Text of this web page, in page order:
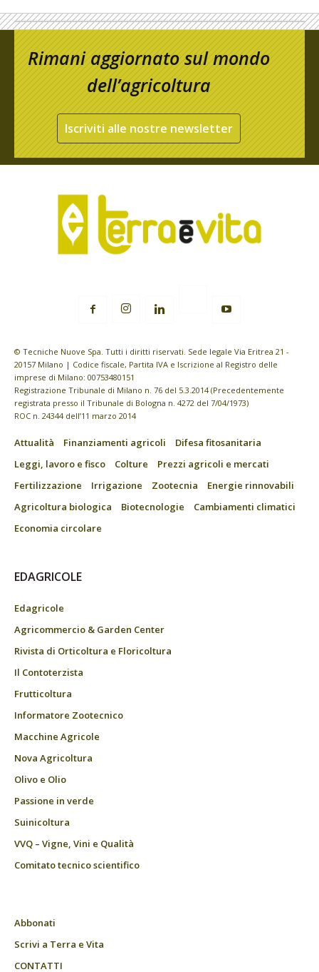
Rimani aggiornato sul mondo
dell’agricoltura
Iscriviti alle nostre newsletter
© Tecniche Nuove Spa. Tutti i diritti riservati. Sede legale Via Eritrea 21 -
20157 Milano | Codice fiscale, Partita IVA e Iscrizione al Registro delle
imprese di Milano: 00753480151
Registrazione Tribunale di Milano n. 76 del 5.3.2014 (Precedentemente
registrata presso il Tribunale di Bologna n. 4272 del 7/04/1973)
ROC n. 24344 dell’11 marzo 2014
Attualità Finanziamenti agricoli
Difesa fitosanitaria
Leggi, lavoro e fisco
Colture
Prezzi agricoli e mercati
Fertilizzazione
Irrigazione Zootecnia
Energie rinnovabili
Agricoltura biologica
Biotecnologie
Cambiamenti climatici
Economia circolare
EDAGRICOLE
Edagricole
Agricommercio & Garden Center
Rivista di Orticoltura e Floricoltura
Il Contoterzista
Frutticoltura
Informatore Zootecnico
Macchine Agricole
Nova Agricoltura
Olivo e Olio
Passione in verde
Suinicoltura
VVQ – Vigne, Vini e Qualità
Comitato tecnico scientifico
Abbonati
Scrivi a Terra e Vita
CONTATTI